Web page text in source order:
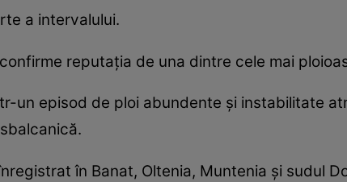
a intervalului.
reputația de una dintre cele mai
un episod de ploi abundente și instabilitate
în Banat, Oltenia, Muntenia și sudul